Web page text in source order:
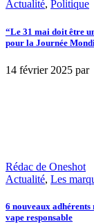
Actualité, Politique
“Le 31 mai doit être
pour la Journée
14 février 2025 par
Rédac de Oneshot
Actualité, Les
6 nouveaux
vape responsable